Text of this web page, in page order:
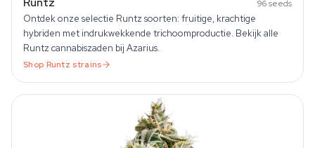
96seeds
Ontdek onze selectie Runtz soorten: fruitige, krachtige
hybriden met indrukwekkende trichoomproductie. Bekijk alle
Runtz cannabiszaden bij Azarius.
Shop Runtz strains